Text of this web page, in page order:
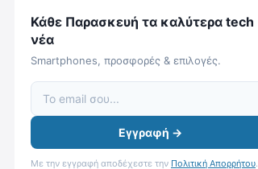
Κάθε Παρασκευή τα καλύτερα tech
νέα
Smartphones, προσφορές & επιλογές.
Εγγραφή →
Με την εγγραφή αποδέχεστε την Πολιτική Απορρήτου.